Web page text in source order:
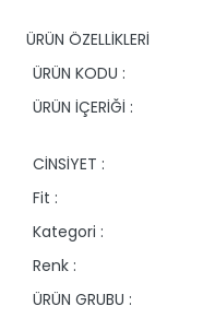
ÜRÜN ÖZELLİKLERİ
ÜRÜN KODU :
ÜRÜN İÇERİĞİ :
CİNSİYET :
Fit :
Kategori :
Renk :
ÜRÜN GRUBU :